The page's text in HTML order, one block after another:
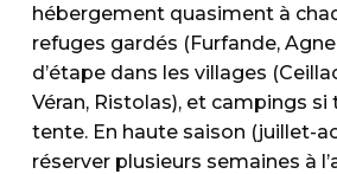
hébergement quasiment à
refuges gardés (Furfande,
d’étape dans les villages
Véran, Ristolas), et campings si
tente. En haute saison (juillet-
réserver plusieurs semaines à